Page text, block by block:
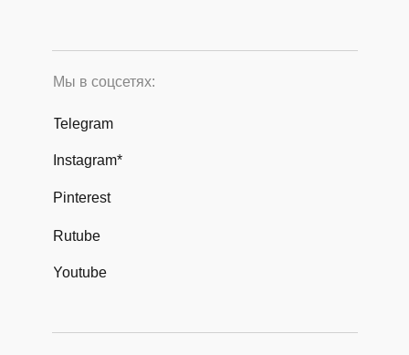
Мы в соцсетях:
Instagram*
Telegram
Pinterest
Rutube
Youtube